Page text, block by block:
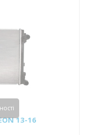
13-16